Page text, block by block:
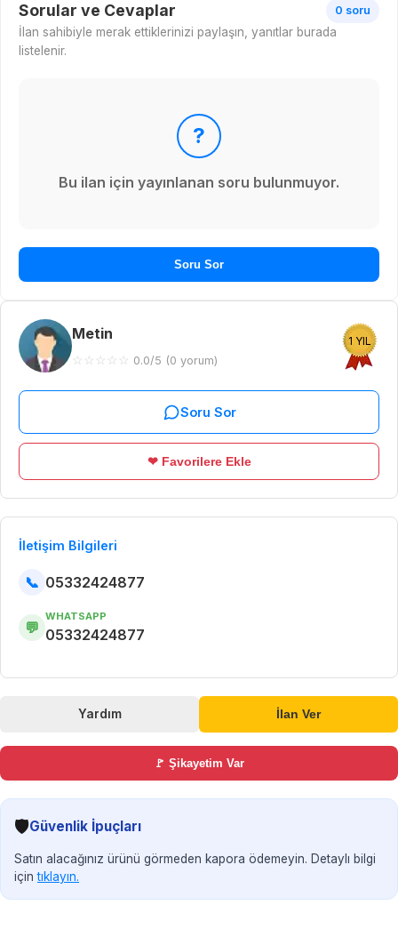
Sorular ve Cevaplar 0 soru
İlan sahibiyle merak ettiklerinizi paylaşın, yanıtlar burada
listelenir.
?
Bu ilan için yayınlanan soru bulunmuyor.
Soru Sor
Metin
☆ ☆ ☆ ☆ ☆ 0.0/5 (0 yorum)
1 YIL
Soru Sor
❤ Favorilere Ekle
İletişim Bilgileri
📞 05332424877
💬
WHATSAPP
05332424877
Yardım İlan Ver
🚩 Şikayetim Var
🛡️Güvenlik İpuçları
Satın alacağınız ürünü görmeden kapora ödemeyin. Detaylı bilgi
içintıklayın.